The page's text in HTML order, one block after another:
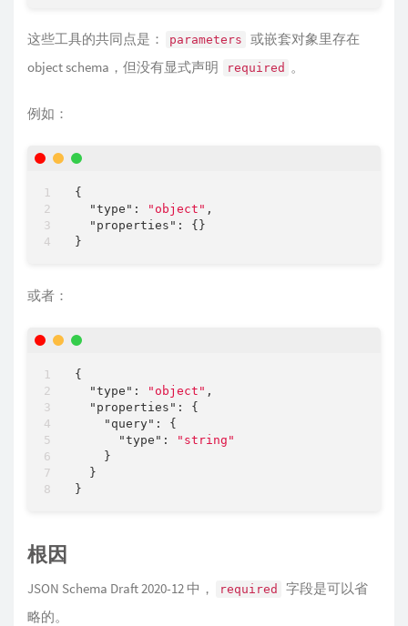
这些工具的共同点是： parameters
或嵌套对象里存在
object schema，但没有显式声明
required 。
例如：
{
"type" : "object" ,
"properties" : {}
或者：
{
"type" : "object" ,
"properties" : {
"query" : {
"type" :
"string"
    }
  }
根因
JSON Schema Draft 2020-12 中， required
字段是可以省
略的。